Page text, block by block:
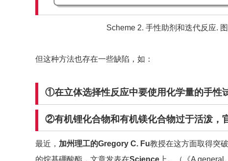
Scheme 2. 手性助剂和迭代反应.
但这种方法也存在一些缺陷，如：
①在立体选择性反应中要使用化学量的手性
②有机锂化合物和有机镁化合物过于活泼，
最近， 加州理工的Gregory C. Fu教授在这方面取得突